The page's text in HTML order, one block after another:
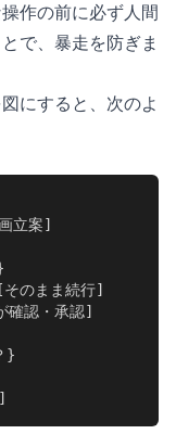
作の前に必ず人間
で、暴走を防ぎま
にすると、次のよ
立案]
のまま続行]
認・承認]
}